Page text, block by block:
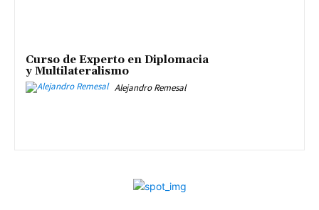
Curso de Experto en Diplomacia
y Multilateralismo
Alejandro Remesal